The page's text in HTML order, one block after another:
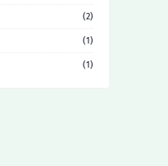
(2)
(1)
(1)